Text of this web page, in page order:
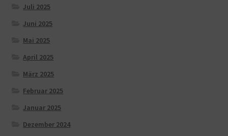
Juli 2025
Juni 2025
Mai 2025
April 2025
März 2025
Februar 2025
Januar 2025
Dezember 2024